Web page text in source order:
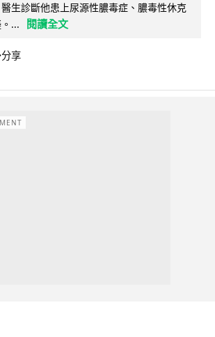
生診斷他患上尿源性膿毒症、膿毒性休克
...
閱讀全文
分享